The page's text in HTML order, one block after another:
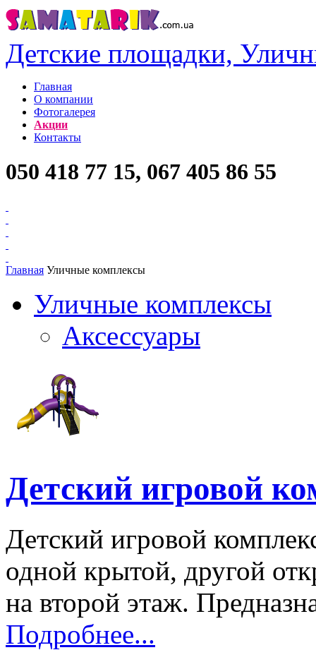
Детские площадки,
Главная
О компании
Фотогалерея
Акции
Контакты
050 418 77 15, 067 405 86 55
Главная Уличные комплексы
Уличные комплексы
Аксессуары
Детский игровой
Детский игровой
одной крытой, другой
на второй этаж.
Подробнее...